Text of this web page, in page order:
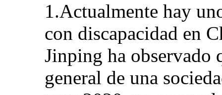
1.Actualmente hay
con discapacidad en
Jinping ha observado
general de una